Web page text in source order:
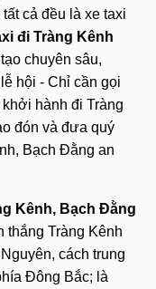
cả đều là xe taxi
đi Tràng Kênh
chuyên sâu,
hội - Chỉ cần gọi
hành đi Tràng
đón và đưa quý
Bạch Đằng an
Kênh, Bạch Đằng
thắng Tràng Kênh
cách trung
Đông Bắc; là